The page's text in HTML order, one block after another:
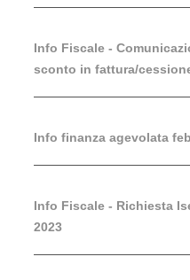
Info Fiscale -
sconto in fattura/
Info finanza agevolata
Info Fiscale - Richiesta
2023